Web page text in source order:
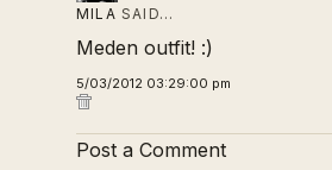
MILA SAID…
Meden outfit! :)
5/03/2012 03:29:00 pm
Post a Comment